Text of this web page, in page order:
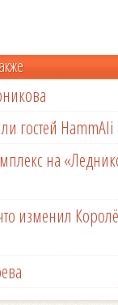
гостей HammAli
на
изменил